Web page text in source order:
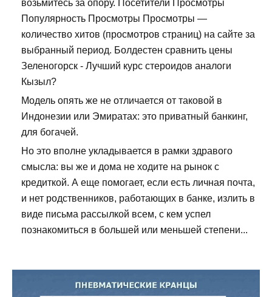
возьмитесь за опору. Посетители Просмотры
Популярность Просмотры Просмотры —
количество хитов (просмотров страниц) на сайте за
выбранный период. Болдестен сравнить цены
Зеленогорск - Лучший курс стероидов аналоги
Кызыл?
Модель опять же не отличается от таковой в
Индонезии или Эмиратах: это приватный банкинг,
для богачей.
Но это вполне укладывается в рамки здравого
смысла: вы же и дома не ходите на рынок с
кредиткой. А еще помогает, если есть личная почта,
и нет родственников, работающих в банке, излить в
виде письма рассылкой всем, с кем успел
познакомиться в большей или меньшей степени...